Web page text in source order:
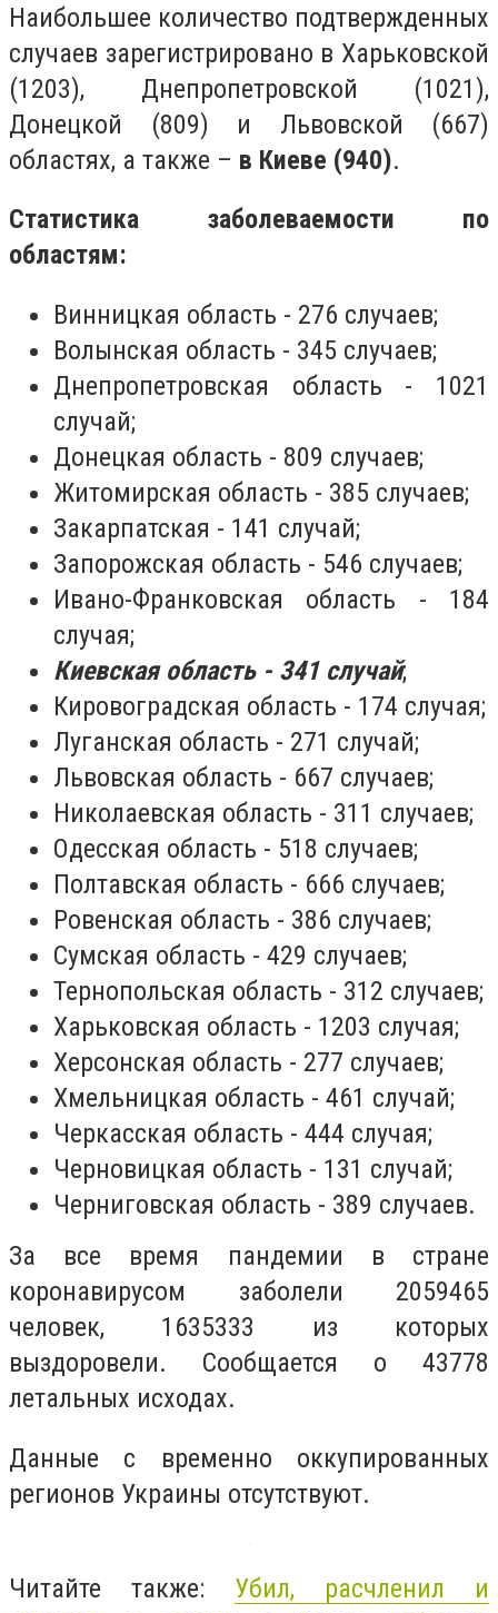
Наибольшее количество подтвержденных
случаев зарегистрировано в Харьковской
(1203), Днепропетровской (1021),
Донецкой (809) и Львовской (667)
областях, а также – в Киеве (940).
Статистика заболеваемости по
областям:
Винницкая область - 276 случаев;
Волынская область - 345 случаев;
Днепропетровская область - 1021
случай;
Донецкая область - 809 случаев;
Житомирская область - 385 случаев;
Закарпатская - 141 случай;
Запорожская область - 546 случаев;
Ивано-Франковская область - 184
случая;
Киевская область - 341 случай;
Кировоградская область - 174 случая;
Луганская область - 271 случай;
Львовская область - 667 случаев;
Николаевская область - 311 случаев;
Одесская область - 518 случаев;
Полтавская область - 666 случаев;
Ровенская область - 386 случаев;
Сумская область - 429 случаев;
Тернопольская область - 312 случаев;
Харьковская область - 1203 случая;
Херсонская область - 277 случаев;
Хмельницкая область - 461 случай;
Черкасская область - 444 случая;
Черновицкая область - 131 случай;
Черниговская область - 389 случаев.
За все время пандемии в стране
коронавирусом заболели 2059465
человек, 1635333 из которых
выздоровели. Сообщается о 43778
летальных исходах.
Данные с временно оккупированных
регионов Украины отсутствуют.
Читайте также: Убил, расчленил и